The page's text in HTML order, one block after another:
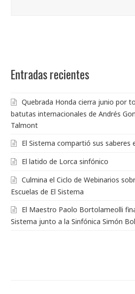
Entradas recientes
Quebrada Honda cierra junio por
batutas internacionales de Andrés
Talmont
El Sistema compartió sus saberes
El latido de Lorca sinfónico
Culmina el Ciclo de Webinarios
Escuelas de El Sistema
El Maestro Paolo Bortolameolli
Sistema junto a la Sinfónica Simón